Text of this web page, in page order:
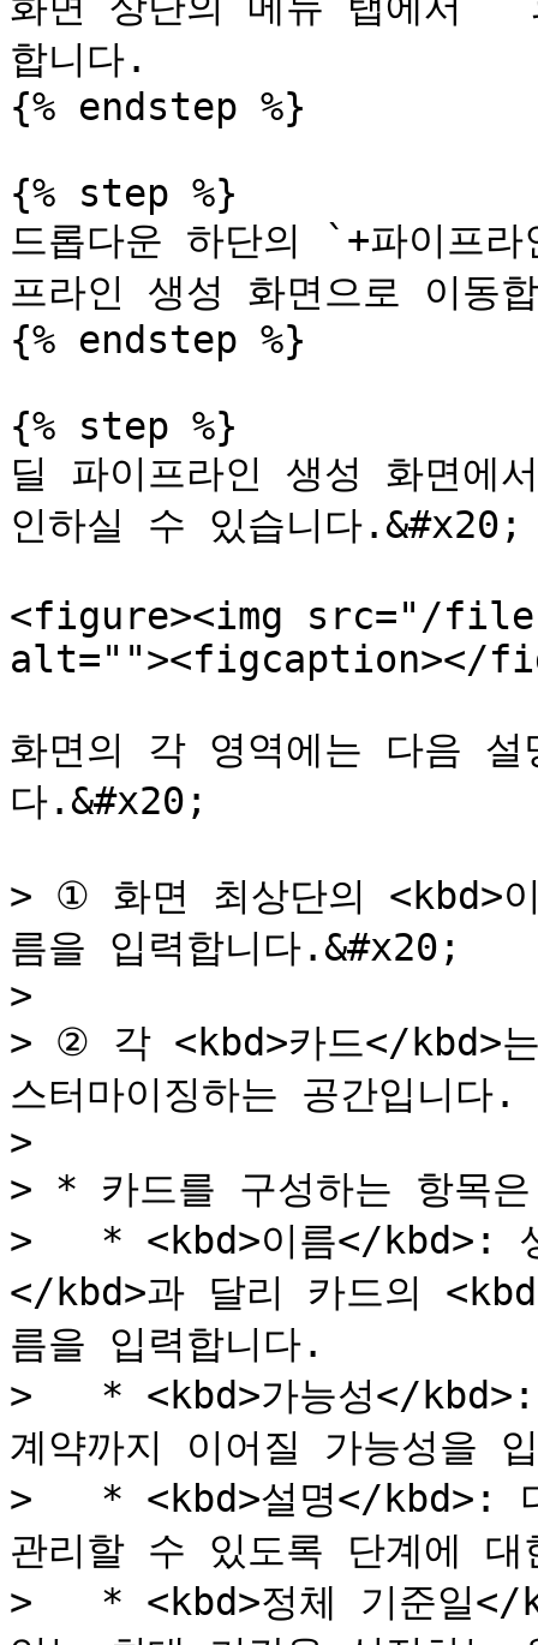
합니다.
{% endstep %}
{% step %}
드롭다운 하단의 `+파이프
프라인 생성 화면으로 이동
{% endstep %}
{% step %}
딜 파이프라인 생성 화면에
인하실 수 있습니다.&#x20;
<figure><img src="/files/
alt=""><figcaption></
화면의 각 영역에는 다음 설
다.&#x20;
> ① 화면 최상단의 <kbd>
름을 입력합니다.&#x20;
>
> ② 각 <kbd>카드</kbd>
스터마이징하는 공간입니다.
>
> * 카드를 구성하는 항목
>   * <kbd>이름</kbd>:
</kbd>과 달리 카드의
름을 입력합니다.
>   * <kbd>가능성</kbd>:
계약까지 이어질 가능성을
>   * <kbd>설명</kbd>:
관리할 수 있도록 단계에
>   * <kbd>정체 기준일</